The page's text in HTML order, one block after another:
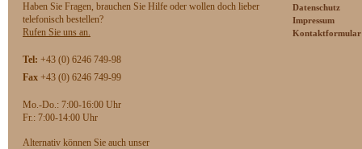
Haben Sie Fragen, brauchen Sie Hilfe oder wollen doch lieber
telefonisch bestellen?
Rufen Sie uns an.
Tel: +43 (0) 6246 749-98
Fax +43 (0) 6246 749-99
Mo.-Do.: 7:00-16:00 Uhr
Fr.: 7:00-14:00 Uhr
Alternativ können Sie auch unser
Datenschutz
Impressum
Kontaktformular